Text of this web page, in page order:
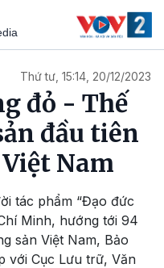
Thứ tư, 15:14, 20/12/2023
đỏ - Thế
đầu tiên
Nam
tác phẩm “Đạo đức
Minh, hướng tới 94
sản Việt Nam, Bảo
với Cục Lưu trữ, Văn